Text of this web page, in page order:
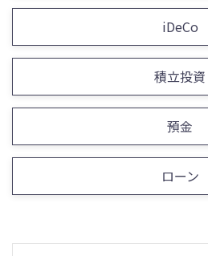
iDeCo
積立投資
預金
ローン